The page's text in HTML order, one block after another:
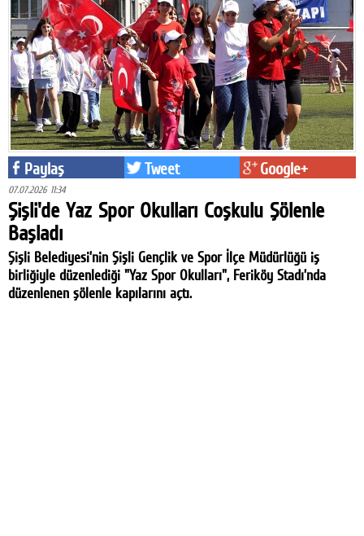
Paylaş Tweet Google+
07.07.2026 11:34
Şişli'de Yaz Spor Okulları Coşkulu Şölenle
Başladı
Şişli Belediyesi’nin Şişli Gençlik ve Spor İlçe Müdürlüğü iş
birliğiyle düzenlediği "Yaz Spor Okulları", Feriköy Stadı’nda
düzenlenen şölenle kapılarını açtı.